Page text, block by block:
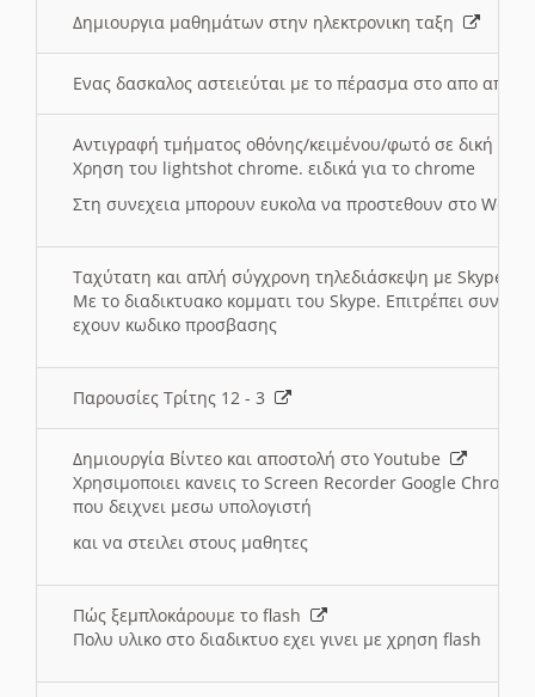
Δημιουργια μαθημάτων στην ηλεκτρονικη ταξη
Ενας δασκαλος αστειεύται με το πέρασμα στο απο
Αντιγραφή τμήματος οθόνης/κειμένου/φωτό σε δική
Χρηση του lightshot chrome. ειδικά για το chrome
Στη συνεχεια μπορουν ευκολα να προστεθουν στο Word
Ταχύτατη και απλή σύγχρονη τηλεδιάσκεψη με Skype
Με το διαδικτυακο κομματι του Skype. Επιτρέπει
εχουν κωδικο προσβασης
Παρουσίες Τρίτης 12 - 3
Δημιουργία Βίντεο και αποστολή στο Youtube
Χρησιμοποιει κανεις το Screen Recorder Google Chrome
που δειχνει μεσω υπολογιστή
και να στειλει στους μαθητες
Πώς ξεμπλοκάρουμε το flash
Πολυ υλικο στο διαδικτυο εχει γινει με χρηση flash